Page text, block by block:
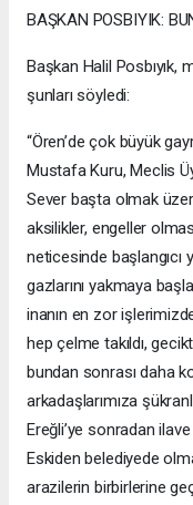
BAŞKAN POSBIYIK:
Başkan Halil Posbıyık,
şunları söyledi:
“Ören’de çok büyük
Mustafa Kuru, Meclis
Sever başta olmak
aksilikler, engeller
neticesinde başlangıcı
gazlarını yakmaya
inanın en zor
hep çelme takıldı,
bundan sonrası daha
arkadaşlarımıza
Ereğli’ye sonradan
Eskiden belediyede
arazilerin birbirlerine